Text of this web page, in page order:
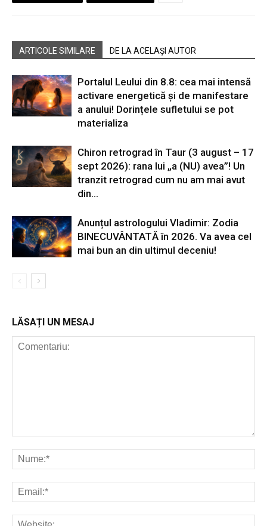
ARTICOLE SIMILARE DE LA ACELAȘI AUTOR
Portalul Leului din 8.8: cea mai intensă
activare energetică și de manifestare
a anului! Dorințele sufletului se pot
materializa
Chiron retrograd în Taur (3 august – 17
sept 2026): rana lui „a (NU) avea”! Un
tranzit retrograd cum nu am mai avut
din...
Anunțul astrologului Vladimir: Zodia
BINECUVÂNTATĂ în 2026. Va avea cel
mai bun an din ultimul deceniu!
LĂSAȚI UN MESAJ